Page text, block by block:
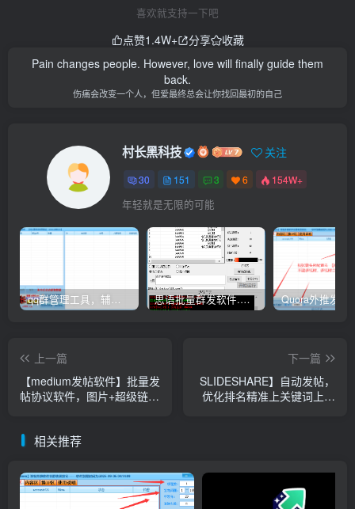
喜欢就支持一下吧
点赞1.4W+ 分享
收藏
Pain changes people. However, love will finally guide them
back.
伤痛会改变一个人，但爱最终总会让你找回最初的自己
村长黑科技 关注
30 151 3 6 154W+
年轻就是无限的可能
思语批量群发软件.私信.点赞.加好友功能+查询手机是否已注册账号
上一篇
【medium发帖软件】批量发
帖协议软件，图片+超级链
下一篇
SLIDESHARE】自动发帖，
优化排名精准上关键词上热
相关推荐